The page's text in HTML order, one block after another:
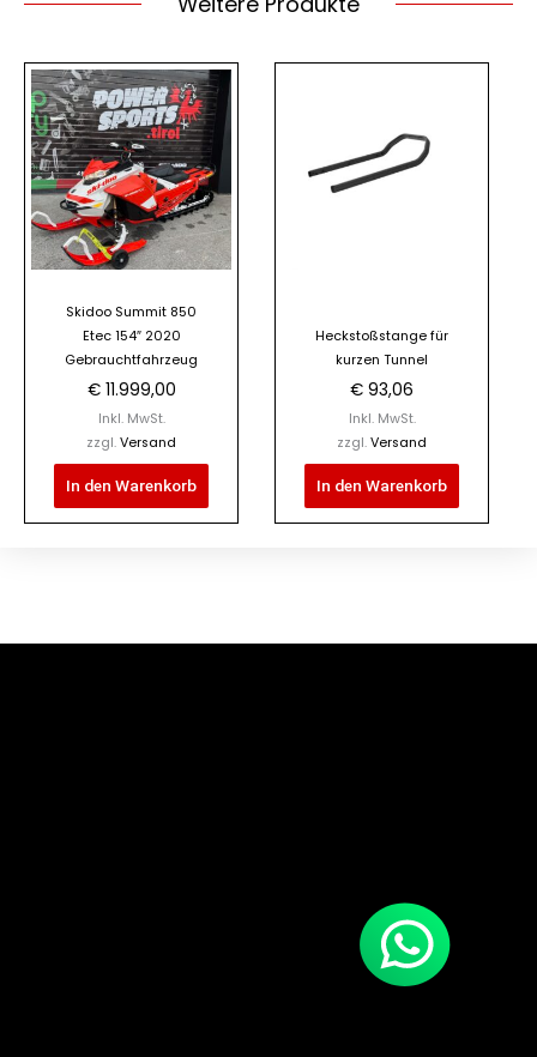
Skidoo Summit 850
Etec 154″ 2020
Gebrauchtfahrzeug
€11.999,00
Inkl. MwSt.
zzgl. Versand
In den Warenkorb
Heckstoßstange für
kurzen Tunnel
€ 93,06
Inkl. MwSt.
zzgl. Versand
In den Warenkorb